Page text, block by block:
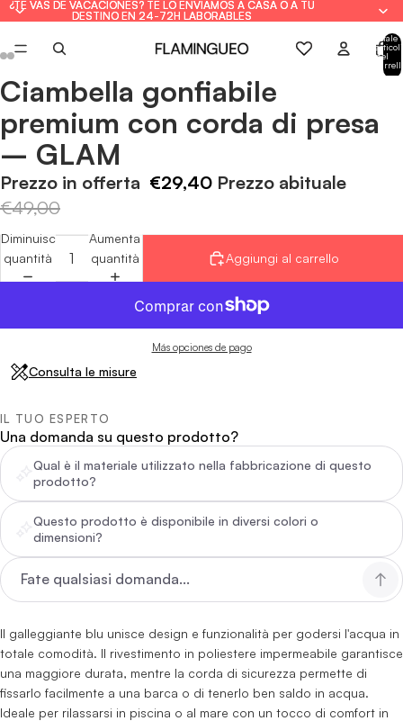
¿TE VAS DE VACACIONES? TE LO ENVIAMOS A CASA O A TU
DESTINO EN 24-72H LABORABLES
¿TE VAS DE VACACIONES? TE LO ENVIAMOS A CASA O A TU
DESTINO EN 24-72H LABORABLES
Totale
articoli
nel
Apri
immagine
a
schermo
Apri
immagine
a
schermo
Apri
immagine
a
schermo
Apri
immagine
a
schermo
Apri
immagine
a
schermo
Apri
immagine
a
schermo
Ciambella gonfiabile
premium con corda di presa
– GLAM
Prezzo in offerta €29,40 Prezzo abituale
€49,00
Diminuisci
quantità
Aumenta
quantità
Aggiungi al carrello
Más opciones de pago
Consulta le misure
IL TUO ESPERTO
Una domanda su questo prodotto?
Qual è il materiale utilizzato nella fabbricazione di questo
prodotto?
Questo prodotto è disponibile in diversi colori o
dimensioni?
Il galleggiante blu unisce design e funzionalità per godersi l'acqua in
totale comodità. Il rivestimento in poliestere impermeabile garantisce
una maggiore durata, mentre la corda di sicurezza permette di
fissarlo facilmente a una barca o di tenerlo ben saldo in acqua.
Ideale per rilassarsi in piscina o al mare con un tocco di comfort in